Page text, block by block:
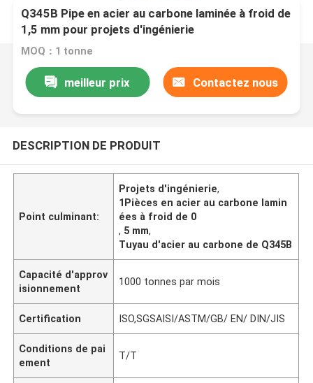
Q345B Pipe en acier au carbone laminée à froid de
1,5 mm pour projets d'ingénierie
MOQ：1 tonne
meilleur prix Contactez nous
DESCRIPTION DE PRODUIT
Point culminant:
Projets d'ingénierie,
1Pièces en acier au carbone lamin
ées à froid de 0
, 5 mm,
Tuyau d'acier au carbone de Q345B
Capacité d'approv
isionnement
1000 tonnes par mois
Certification ISO,SGSAISI/ASTM/GB/ EN/ DIN/JIS
Conditions de pai
ement
T/T